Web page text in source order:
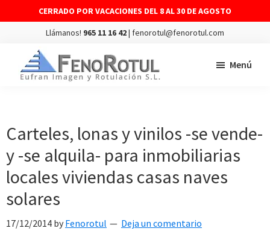
CERRADO POR VACACIONES DEL 8 AL 30 DE AGOSTO
Llámanos! 965 11 16 42| fenorotul@fenorotul.com
montaje
de
rótulos
y
vinilos
Menú
Carteles, lonas y vinilos -se vende-
y -se alquila- para inmobiliarias
locales viviendas casas naves
solares
17/12/2014 by Fenorotul Deja un comentario